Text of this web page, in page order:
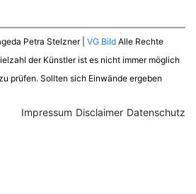
Petra Stelzner | VG Bild Alle Rechte
der Künstler ist es nicht immer möglich
prüfen. Sollten sich Einwände ergeben
Datenschutz
Disclaimer
Impressum